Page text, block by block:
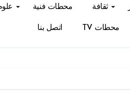
ثقافة محطات فنية
محطات TV اتصل بنا